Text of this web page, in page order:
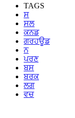
TAGS
ਸ
ਸਲ
ਕਨਡ
ਗਰਹਊਡ
ਨ
ਪਰਣ
ਬਸ
ਬਰਕ
ਲਗ
ਵਚ